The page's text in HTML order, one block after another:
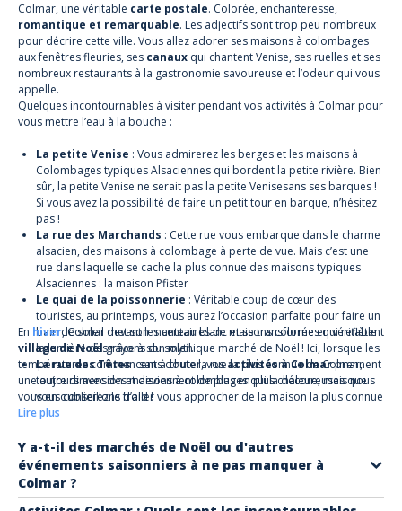
Colmar, une véritable carte postale. Colorée, enchanteresse,
romantique et remarquable. Les adjectifs sont trop peu nombreux
pour décrire cette ville. Vous allez adorer ses maisons à colombages
aux fenêtres fleuries, ses canaux qui chantent Venise, ses ruelles et ses
nombreux restaurants à la gastronomie savoureuse et l’odeur qui vous
appelle.
Quelques incontournables à visiter pendant vos activités à Colmar pour
vous mettre l’eau à la bouche :
La petite Venise : Vous admirerez les berges et les maisons à
Colombages typiques Alsaciennes qui bordent la petite rivière. Bien
sûr, la petite Venise ne serait pas la petite Venisesans ses barques !
Si vous avez la possibilité de faire un petit tour en barque, n’hésitez
pas !
La rue des Marchands : Cette rue vous embarque dans le charme
alsacien, des maisons à colombage à perte de vue. Mais c’est une
rue dans laquelle se cache la plus connue des maisons typiques
Alsaciennes : la maison Pfister
Le quai de la poissonnerie : Véritable coup de cœur des
touristes, au printemps, vous aurez l’occasion parfaite pour faire un
bain de soleil devant les centaines de maisons colorées qui reflètent
la lumière des rayons du soleil.
La rue des Têtes: sans doute la rue la plus connue de Colmar,
toujours avec des maisons à colombages qui la décore, mais nous
vous conseillons d’aller vous approcher de la maison la plus connue
: “la maison des têtes qui attire chaque année l’attention des
En hiver, Colmar met son manteau blanc et se transforme en véritable
village de Noëlgrâce à son mythique marché de Noël ! Ici, lorsque les
températures commencent à chuter, vosactivités à Colmarprennent
une autre dimension et deviennent de plus en plus chaleureuses que
vous en oublierez le froid !
Lire plus
Y a-t-il des marchés de Noël ou d'autres
événements saisonniers à ne pas manquer à
Colmar ?
Colmar, réputée pour sa magie hivernale, s'illumine particulièrement